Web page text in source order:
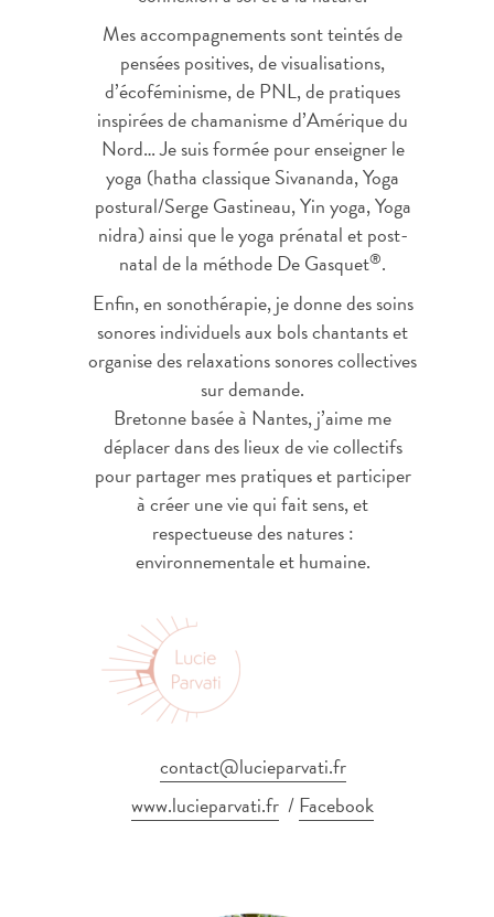
Mes accompagnements sont teintés de
pensées positives, de visualisations,
d’écoféminisme, de PNL, de pratiques
inspirées de chamanisme d’Amérique du
Nord… Je suis formée pour enseigner le
yoga (hatha classique Sivananda, Yoga
postural/Serge Gastineau, Yin yoga, Yoga
nidra) ainsi que le yoga prénatal et post-
natal de la méthode De Gasquet®.
Enfin, en sonothérapie, je donne des soins
sonores individuels aux bols chantants et
organise des relaxations sonores collectives
sur demande.
Bretonne basée à Nantes, j’aime me
déplacer dans des lieux de vie collectifs
pour partager mes pratiques et participer
à créer une vie qui fait sens, et
respectueuse des natures :
environnementale et humaine.
contact@lucieparvati.fr
www.lucieparvati.fr /Facebook